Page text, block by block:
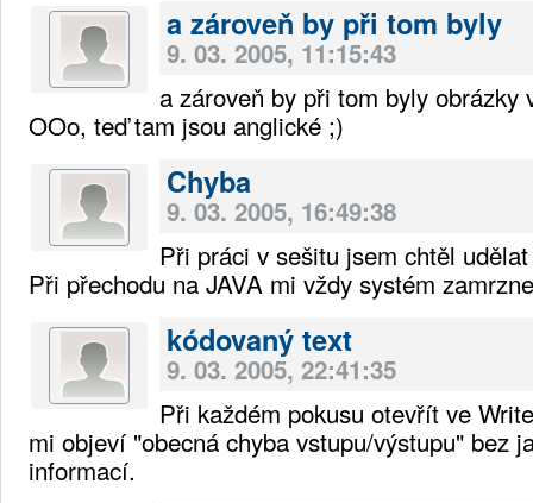
a zároveň by při tom byly
9. 03. 2005, 11:15:43
a zároveň by při tom byly obrázky
OOo, teď tam jsou anglické ;)
Chyba
9. 03. 2005, 16:49:38
Při práci v sešitu jsem chtěl
Při přechodu na JAVA mi vždy systém
kódovaný text
9. 03. 2005, 22:41:35
Při každém pokusu otevřít ve
mi objeví "obecná chyba vstupu/výstupu" bez
informací.